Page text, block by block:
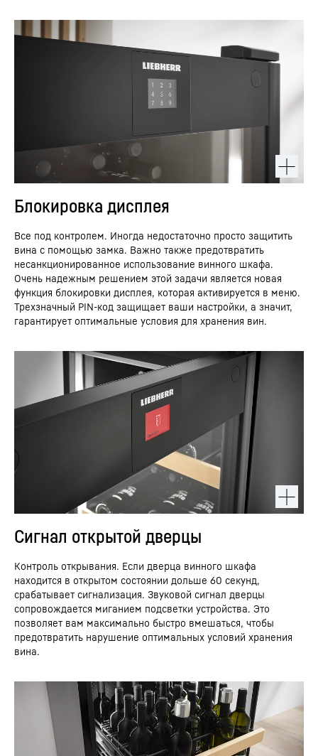
Блокировка дисплея
Все под контролем. Иногда недостаточно просто защитить
вина с помощью замка. Важно также предотвратить
несанкционированное использование винного шкафа.
Очень надежным решением этой задачи является новая
функция блокировки дисплея, которая активируется в меню.
Трехзначный PIN-код защищает ваши настройки, а значит,
гарантирует оптимальные условия для хранения вин.
Сигнал открытой дверцы
Контроль открывания. Если дверца винного шкафа
находится в открытом состоянии дольше 60 секунд,
срабатывает сигнализация. Звуковой сигнал дверцы
сопровождается миганием подсветки устройства. Это
позволяет вам максимально быстро вмешаться, чтобы
предотвратить нарушение оптимальных условий хранения
вина.